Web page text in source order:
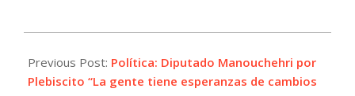
09-
04
Previous Post: Política: Diputado Manouchehri por
Plebiscito “La gente tiene esperanzas de cambios